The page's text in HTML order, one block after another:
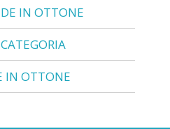
IN OTTONE
IN OTTONE